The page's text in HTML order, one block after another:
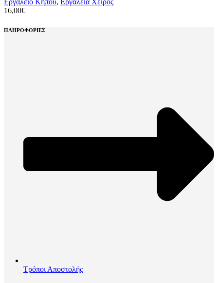
16,00€
ΠΛΗΡΟΦΟΡΙΕΣ
Τρόποι Αποστολής